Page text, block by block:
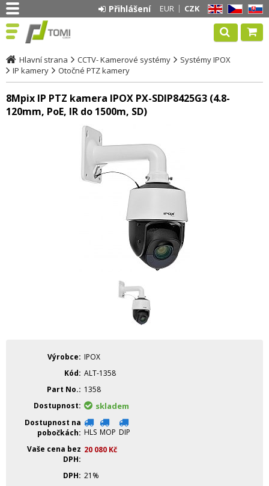
EN CZ SK
EUR CZK
Přihlášení
Hlavní strana CCTV- Kamerové systémy
Systémy IPOX
IP kamery
Otočné PTZ kamery
8Mpix IP PTZ kamera IPOX PX-SDIP8425G3 (4.8-
120mm, PoE, IR do 1500m, SD)
Výrobce
IPOX
Kód ALT-1358
Part No.
1358
Dostupnost
skladem
Dostupnost na
pobočkách
HLS MOP DIP
Vaše cena bez
DPH
20 080 Kč
DPH 21%